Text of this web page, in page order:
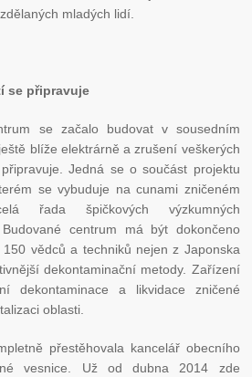
mladých lidí.
se připravuje
se začalo budovat v sousedním
blíže elektrárně a zrušení veškerých
Jedná se o součást projektu
se vybuduje na cunami zničeném
řada špičkových výzkumných
centrum má být dokončeno
vědců a techniků nejen z Japonska
dekontaminační metody. Zařízení
dekontaminace a likvidace zničené
oblasti.
přestěhovala kancelář obecního
vesnice. Už od dubna 2014 zde